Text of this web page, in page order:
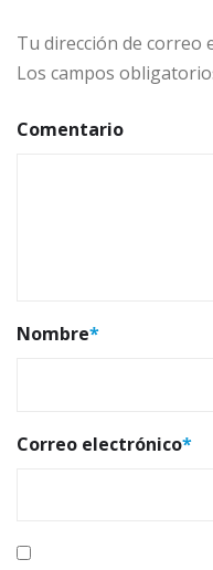
Tu dirección de correo
Los campos
Comentario
Nombre*
Correo electrónico*